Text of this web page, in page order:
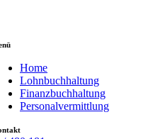
Home
Lohnbuchhaltung
Finanzbuchhaltung
Personalvermittlung